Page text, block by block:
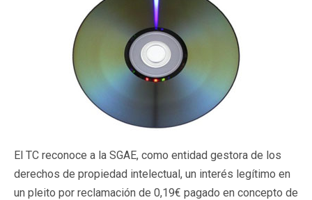
El TC reconoce a la SGAE, como entidad gestora de los
derechos de propiedad intelectual, un interés legítimo en
un pleito por reclamación de 0,19€ pagado en concepto de